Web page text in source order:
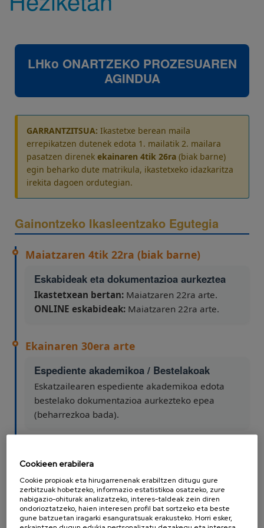
LHko ONARTZEKO PROZESUAREN
AGINDUA
GARRANTZITSUA: Ikastetxe berean maila
errepikatzen dutenek edota 1. mailatik 2. mailara
pasatzen direnek ekainaren 4tik 26ra (biak barne)
egin beharko dute matrikula, ikastetxeko idazkaritza
irekita dagoen ordutegian.
Gainontzeko Ikasleentzako Egutegia
Maiatzaren 4tik 22ra (biak barne)
Eskabideak eta dokumentazioa aurkeztea
Ikastetxean bertan: Maiatzaren 22ra arte.
ONLINE eskabideak: Maiatzaren 22ra arte.
Ekainaren 30era arte
Espediente akademikoa / Bestelakoak
Eskatzailearen espediente akademikoa edota
bestelako dokumentazioa aurkezteko epea
(beharrezkoa bada).
Behin-behineko zerrendak
Zerrendak argitaratzea.
Cookieen erabilera
Cookie propioak eta hirugarrenenak erabiltzen ditugu gure
zerbitzuak hobetzeko, informazio estatistikoa osatzeko, zure
nabigazio-ohiturak analizatzeko, interes-taldeak zein diren
ondorioztatzeko, haien interesen profil bat sortzeko eta beste
gune batzuetan iragarki esanguratsuak erakusteko. Horri esker,